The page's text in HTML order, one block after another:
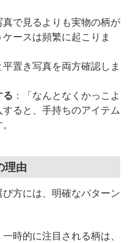
真で見るよりも実物の柄が
ースは頻繁に起こりま
置き写真を両方確認しま
る ：「なんとなくかっこよ
ると、手持ちのアイテム
理由
方には、明確なパターン
一時的に注目される柄は、